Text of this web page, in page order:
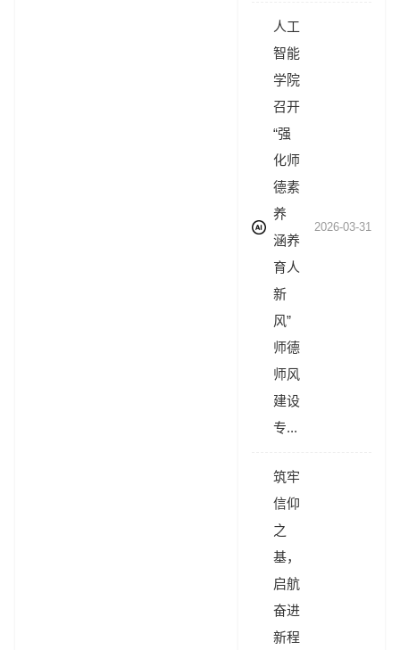
人工
智能
学院
召开
“强
化师
德素
养
涵养
育人
新
风”
师德
师风
建设
专...
2026-03-31
筑牢
信仰
之
基，
启航
奋进
新程